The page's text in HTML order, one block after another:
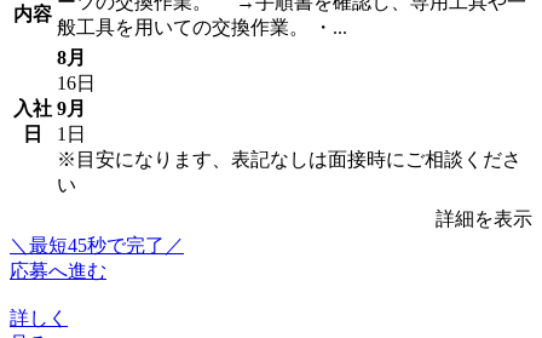
内容
般工具を用いての交換作業。 ・...
入社
日
8月
16日
9月
1日
※目安になります、表記なしは面接時にご相談くださ
い
詳細を表示
＼最短45秒で完了／
応募へ進む
詳しく